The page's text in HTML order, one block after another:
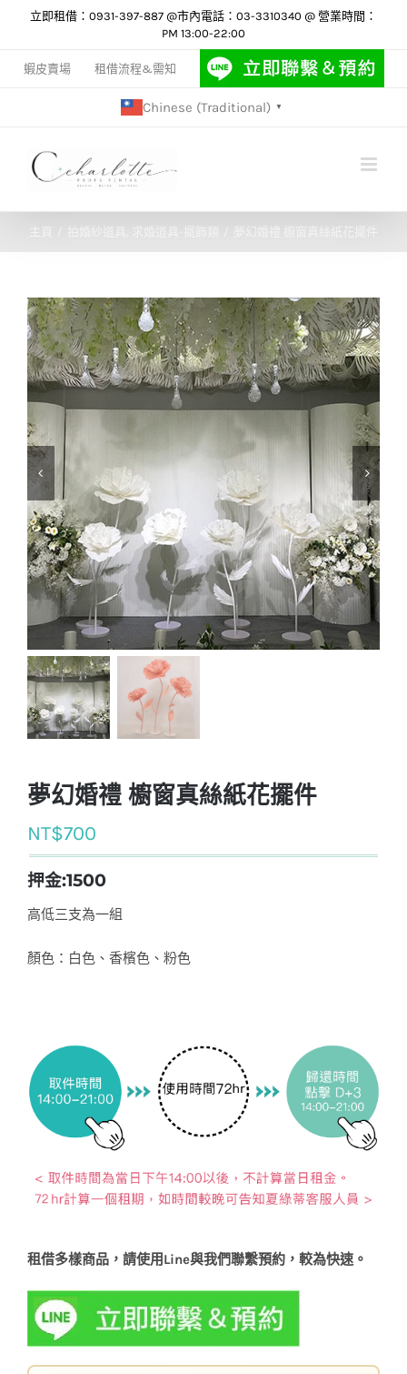
content
立即租借：0931-397-887 @市內電話：03-3310340 @ 營業時間：
PM 13:00-22:00
蝦皮賣場 租借流程&需知
Chinese (Traditional) ▼
拍婚紗道具 求婚道具-擺飾類 夢幻婚禮 櫥窗真絲紙花擺件
夢幻婚禮 櫥窗真絲紙花擺件
NT$700
押金:1500
高低三支為一組
顏色：白色、香檳色、粉色
租借多樣商品，請使用Line與我們聯繫預約，較為快速。